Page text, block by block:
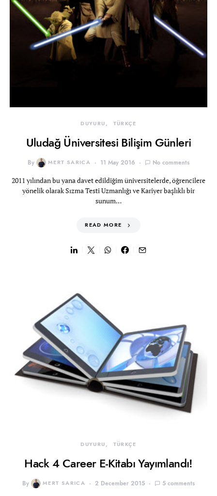
DUYURU TÜRKÇE
Uludağ Üniversitesi Bilişim Günleri
By MERT SARICA 11 May 2016 No comments
2011 yılından bu yana davet edildiğim üniversitelerde, öğrencilere
yönelik olarak Sızma Testi Uzmanlığı ve Kariyer başlıklı bir
sunum…
READ MORE
DUYURU TÜRKÇE
Hack 4 Career E-Kitabı Yayımlandı!
By MERT SARICA 2 December 2015 5 comments